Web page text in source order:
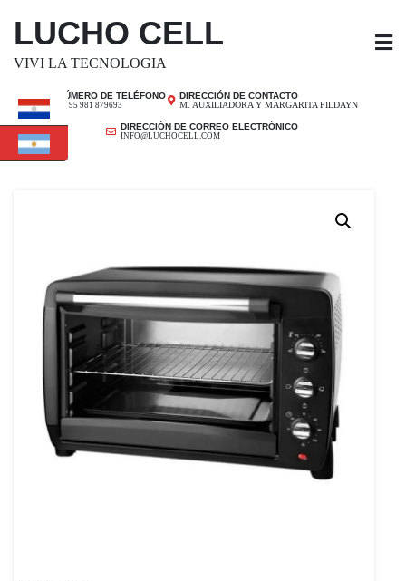
LUCHO CELL
VIVI LA TECNOLOGIA
NÚMERO DE TELÉFONO
+ 595 981 879693
DIRECCIÓN DE CONTACTO
M. AUXILIADORA Y MARGARITA PILDAYN
DIRECCIÓN DE CORREO ELECTRÓNICO
INFO@LUCHOCELL.COM